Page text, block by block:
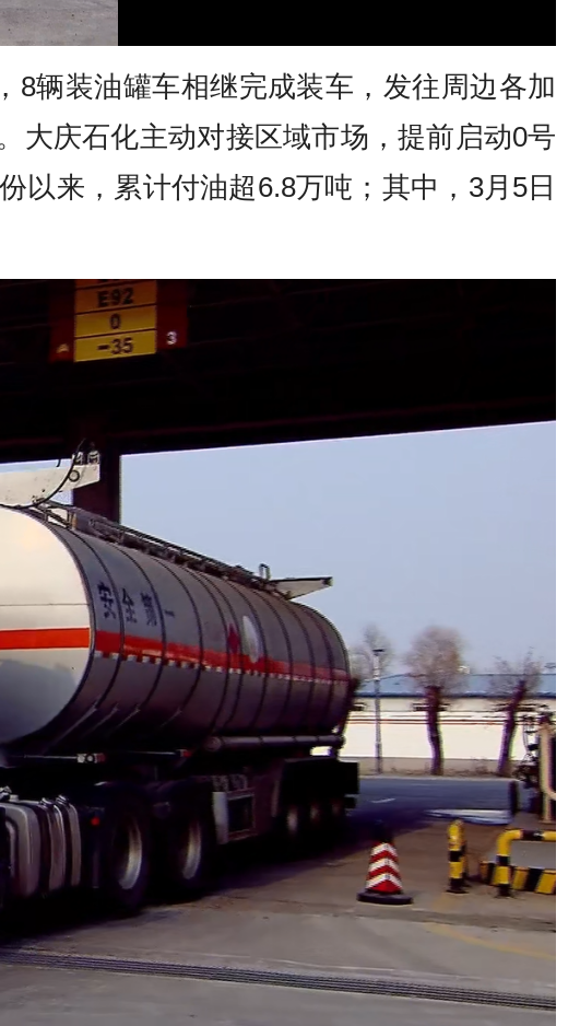
8辆装油罐车相继完成装车，发往周边各加
大庆石化主动对接区域市场，提前启动0号
以来，累计付油超6.8万吨；其中，3月5日